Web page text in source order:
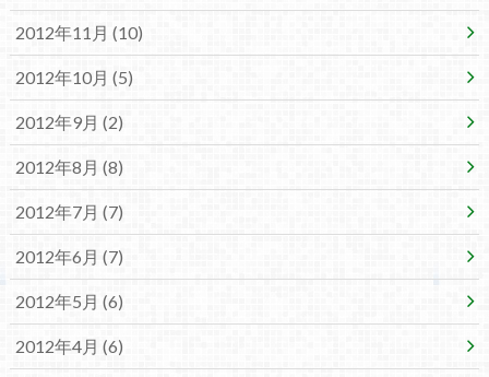
2012年11月 (10)
2012年10月 (5)
2012年9月 (2)
2012年8月 (8)
2012年7月 (7)
2012年6月 (7)
2012年5月 (6)
2012年4月 (6)